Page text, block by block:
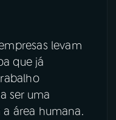
levam
que já
ser uma
área humana.